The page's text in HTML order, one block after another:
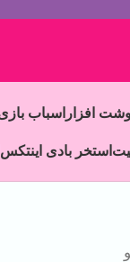
افزار اسباب
استخر بادی اینتکس